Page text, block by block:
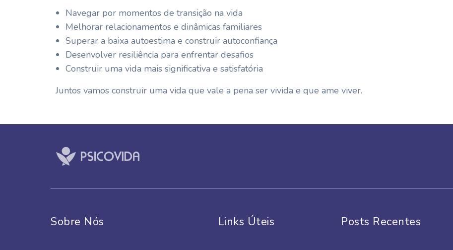
Navegar por momentos de transição na vida
Melhorar relacionamentos e dinâmicas familiares
Superar a baixa autoestima e construir autoconfiança
Desenvolver resiliência para enfrentar desafios
Construir uma vida mais significativa e satisfatória
Juntos vamos construir uma vida que vale a pena ser vivida e que ame viver.
Sobre Nós Links Úteis Posts Recentes